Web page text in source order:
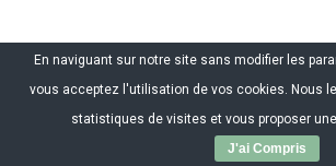
En naviguant sur notre site sans modifier les
vous acceptez l'utilisation de vos cookies. Nous
statistiques de visites et vous proposer
J'ai Compris